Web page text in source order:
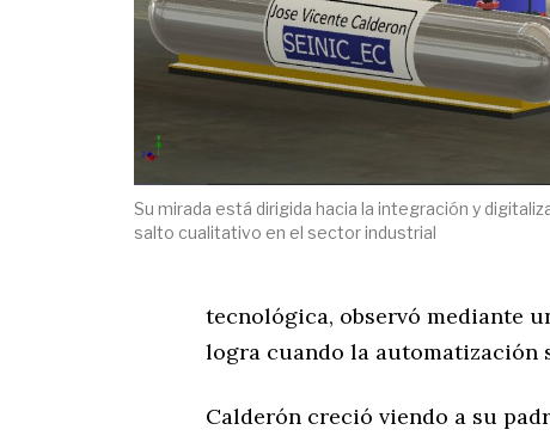
Su mirada está dirigida hacia la integración y
salto cualitativo en el sector industrial
tecnológica, observó mediante
logra cuando la
Calderón creció viendo a su